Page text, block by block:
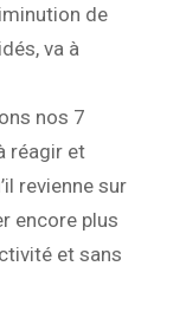
de
va à
nos 7
réagir et
revienne sur
encore plus
et sans